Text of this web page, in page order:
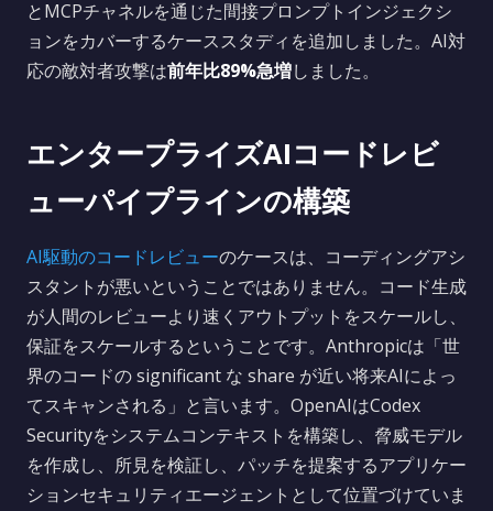
とMCPチャネルを通じた間接プロンプトインジェクシ
ョンをカバーするケーススタディを追加しました。AI対
応の敵対者攻撃は前年比89%急増しました。
エンタープライズAIコードレビ
ューパイプラインの構築
AI駆動のコードレビューのケースは、コーディングアシ
スタントが悪いということではありません。コード生成
が人間のレビューより速くアウトプットをスケールし、
保証をスケールするということです。Anthropicは「世
界のコードの significant な share が近い将来AIによっ
てスキャンされる」と言います。OpenAIはCodex
Securityをシステムコンテキストを構築し、脅威モデル
を作成し、所見を検証し、パッチを提案するアプリケー
ションセキュリティエージェントとして位置づけていま